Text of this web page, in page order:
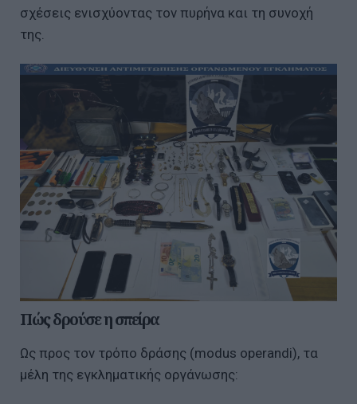
σχέσεις ενισχύοντας τον πυρήνα και τη συνοχή
της.
Πώς δρούσε η σπείρα
Ως προς τον τρόπο δράσης (modus operandi), τα
μέλη της εγκληματικής οργάνωσης: